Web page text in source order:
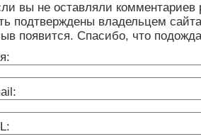
вы не оставляли
подтверждены владельцем
появится. Спасибо, что